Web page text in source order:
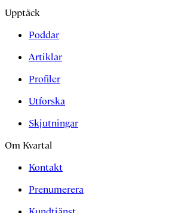
Upptäck
Poddar
Artiklar
Profiler
Utforska
Skjutningar
Om Kvartal
Kontakt
Prenumerera